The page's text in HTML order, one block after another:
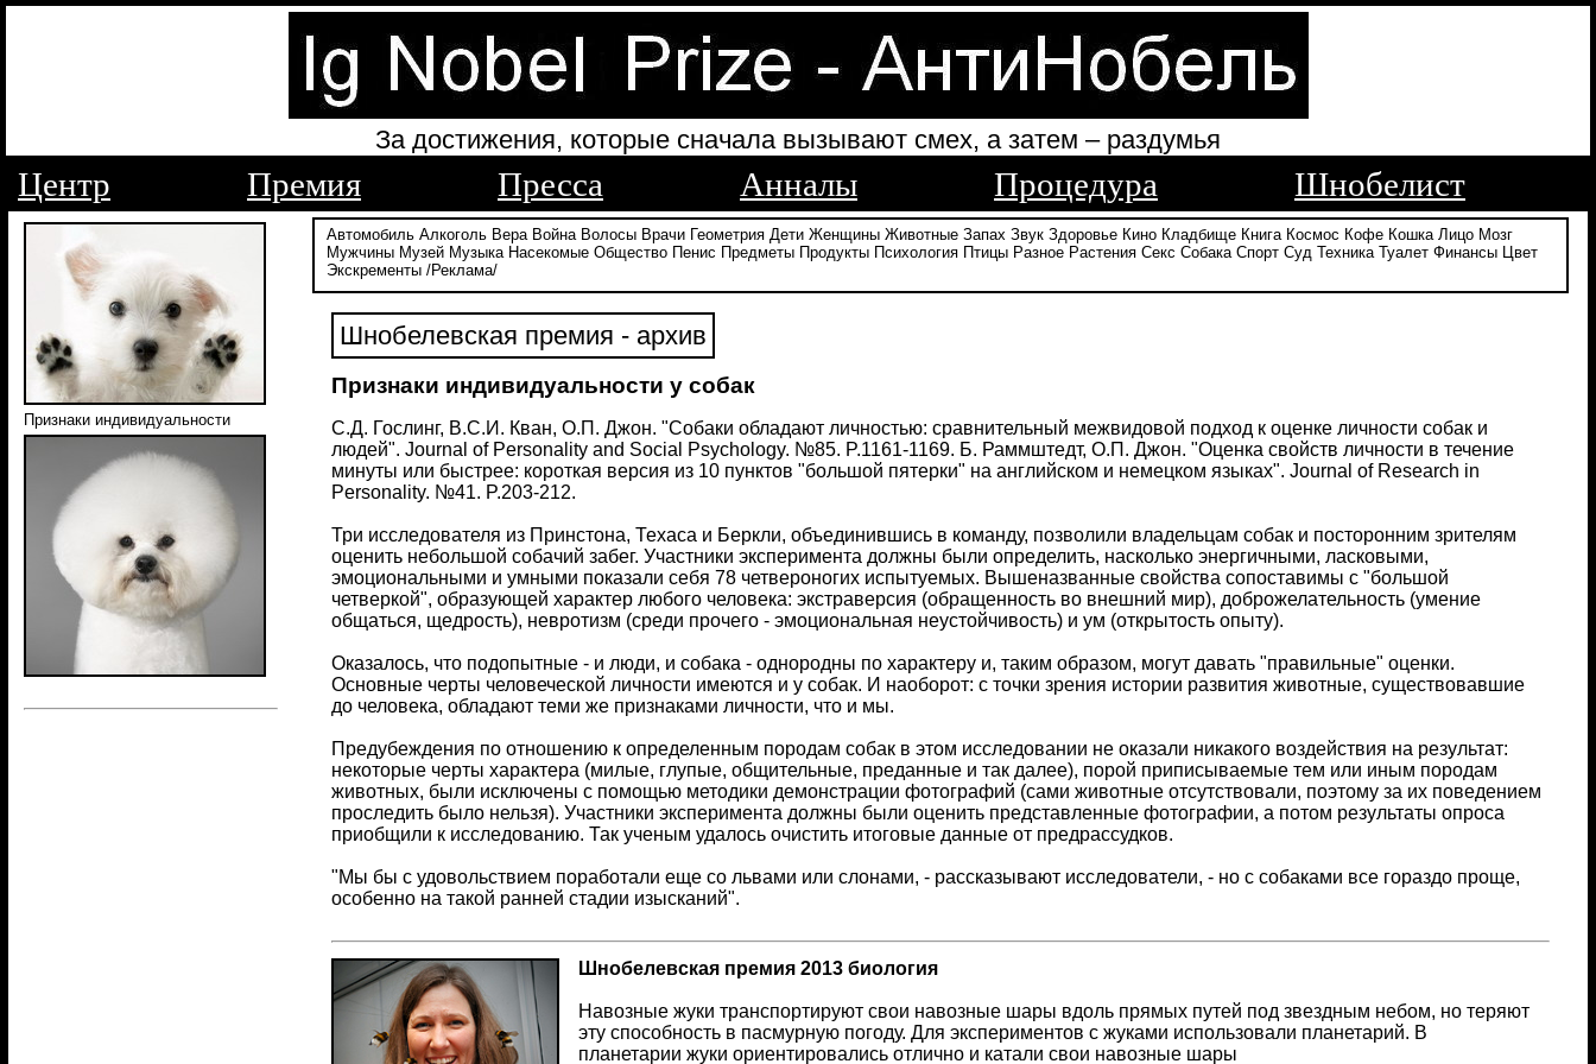
За достижения, которые сначала вызывают смех, а затем – раздумья
Центр Премия Пресса Анналы Процедура Шнобелист
Признаки индивидуальности
Автомобиль Алкоголь Вера Война Волосы Врачи Геометрия Дети Женщины Животные Запах Звук Здоровье Кино Кладбище Книга Космос Кофе Кошка Лицо Мозг
Мужчины Музей Музыка Насекомые Общество Пенис Предметы Продукты Психология Птицы Разное Растения Секс Собака Спорт Суд Техника Туалет Финансы
Цвет
Экскременты /Реклама/
Шнобелевская премия - архив
Признаки индивидуальности у собак
С.Д. Гослинг, В.С.И. Кван, О.П. Джон. "Собаки обладают личностью: сравнительный межвидовой подход к оценке личности собак и
людей". Journal of Personality and Social Psychology. №85. P.1161-1169. Б. Раммштедт, О.П. Джон. "Оценка свойств личности в течение
минуты или быстрее: короткая версия из 10 пунктов "большой пятерки" на английском и немецком языках". Journal of Research in
Personality. №41. P.203-212.
Три исследователя из Принстона, Техаса и Беркли, объединившись в команду, позволили владельцам собак и посторонним зрителям
оценить небольшой собачий забег. Участники эксперимента должны были определить, насколько энергичными, ласковыми,
эмоциональными и умными показали себя 78 четвероногих испытуемых. Вышеназванные свойства сопоставимы с "большой
четверкой", образующей характер любого человека: экстраверсия (обращенность во внешний мир), доброжелательность (умение
общаться, щедрость), невротизм (среди прочего - эмоциональная неустойчивость) и ум (открытость опыту).
Оказалось, что подопытные - и люди, и собака - однородны по характеру и, таким образом, могут давать "правильные" оценки.
Основные черты человеческой личности имеются и у собак. И наоборот: с точки зрения истории развития животные, существовавшие
до человека, обладают теми же признаками личности, что и мы.
Предубеждения по отношению к определенным породам собак в этом исследовании не оказали никакого воздействия на результат:
некоторые черты характера (милые, глупые, общительные, преданные и так далее), порой приписываемые тем или иным породам
животных, были исключены с помощью методики демонстрации фотографий (сами животные отсутствовали, поэтому за их поведением
проследить было нельзя). Участники эксперимента должны были оценить представленные фотографии, а потом результаты опроса
приобщили к исследованию. Так ученым удалось очистить итоговые данные от предрассудков.
"Мы бы с удовольствием поработали еще со львами или слонами, - рассказывают исследователи, - но с собаками все гораздо проще,
особенно на такой ранней стадии изысканий".
Шнобелевская премия 2013 биология
Навозные жуки транспортируют свои навозные шары вдоль прямых путей под звездным небом, но теряют
эту способность в пасмурную погоду. Для экспериментов с жуками использовали планетарий. В
планетарии жуки ориентировались отлично и катали свои навозные шары